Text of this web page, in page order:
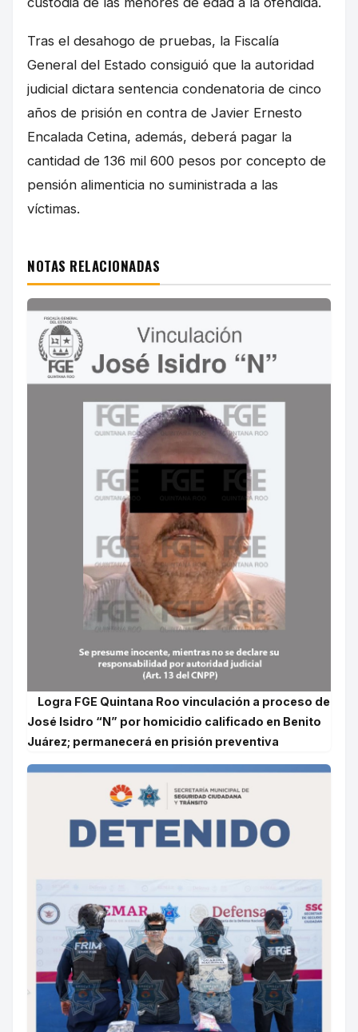
Tras el desahogo de pruebas, la Fiscalía
General del Estado consiguió que la autoridad
judicial dictara sentencia condenatoria de cinco
años de prisión en contra de Javier Ernesto
Encalada Cetina, además, deberá pagar la
cantidad de 136 mil 600 pesos por concepto de
pensión alimenticia no suministrada a las
víctimas.
NOTAS RELACIONADAS
Logra FGE Quintana Roo vinculación a proceso de
José Isidro “N” por homicidio calificado en Benito
Juárez; permanecerá en prisión preventiva